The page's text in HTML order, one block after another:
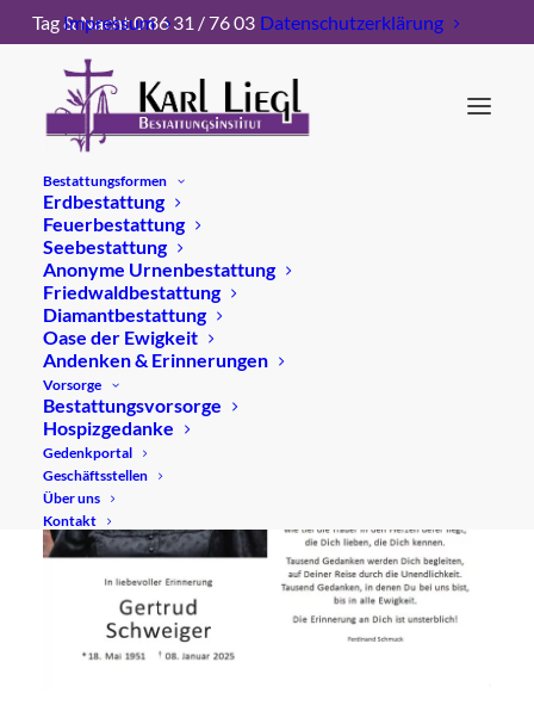
Tag & Nacht 0 86 31 / 76 03
Impressum Datenschutzerklärung
Bestattungsformen
Erdbestattung
Feuerbestattung
Seebestattung
Anonyme Urnenbestattung
Friedwaldbestattung
Diamantbestattung
Oase der Ewigkeit
Andenken & Erinnerungen
Vorsorge
Bestattungsvorsorge
Hospizgedanke
Gedenkportal
Geschäftsstellen
Über uns
Kontakt
Gertrud Schweiger ✝
08.01.2025